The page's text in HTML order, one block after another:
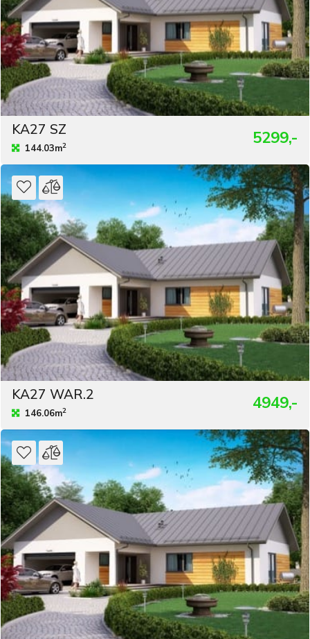
KA27 SZ
144.03m2 5299,-
KA27 WAR.2
146.06m2 4949,-